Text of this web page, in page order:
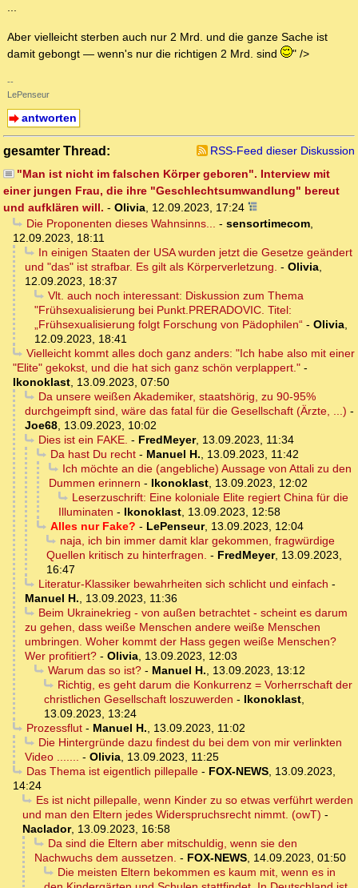
...
Aber vielleicht sterben auch nur 2 Mrd. und die ganze Sache ist
damit gebongt — wenn's nur die richtigen 2 Mrd. sind
" />
--
LePenseur
antworten
gesamter Thread:
RSS-Feed dieser Diskussion
"Man ist nicht im falschen Körper geboren". Interview mit
einer jungen Frau, die ihre "Geschlechtsumwandlung" bereut
und aufklären will. - Olivia, 12.09.2023, 17:24
Die Proponenten dieses Wahnsinns... - sensortimecom,
12.09.2023, 18:11
In einigen Staaten der USA wurden jetzt die Gesetze geändert
und "das" ist strafbar. Es gilt als Körperverletzung. - Olivia,
12.09.2023, 18:37
Vlt. auch noch interessant: Diskussion zum Thema
"Frühsexualisierung bei Punkt.PRERADOVIC. Titel:
„Frühsexualisierung folgt Forschung von Pädophilen“ - Olivia,
12.09.2023, 18:41
Vielleicht kommt alles doch ganz anders: "Ich habe also mit einer
"Elite" gekokst, und die hat sich ganz schön verplappert." -
Ikonoklast, 13.09.2023, 07:50
Da unsere weißen Akademiker, staatshörig, zu 90-95%
durchgeimpft sind, wäre das fatal für die Gesellschaft (Ärzte, ...) -
Joe68, 13.09.2023, 10:02
Dies ist ein FAKE. - FredMeyer, 13.09.2023, 11:34
Da hast Du recht- Manuel H., 13.09.2023, 11:42
Ich möchte an die (angebliche) Aussage von Attali zu den
Dummen erinnern - Ikonoklast, 13.09.2023, 12:02
Leserzuschrift: Eine koloniale Elite regiert China für die
Illuminaten - Ikonoklast, 13.09.2023, 12:58
Alles nur Fake? - LePenseur, 13.09.2023, 12:04
naja, ich bin immer damit klar gekommen, fragwürdige
Quellen kritisch zu hinterfragen. - FredMeyer, 13.09.2023,
16:47
Literatur-Klassiker bewahrheiten sich schlicht und einfach -
Manuel H., 13.09.2023, 11:36
Beim Ukrainekrieg - von außen betrachtet - scheint es darum
zu gehen, dass weiße Menschen andere weiße Menschen
umbringen. Woher kommt der Hass gegen weiße Menschen?
Wer profitiert? - Olivia, 13.09.2023, 12:03
Warum das so ist?- Manuel H., 13.09.2023, 13:12
Richtig, es geht darum die Konkurrenz = Vorherrschaft der
christlichen Gesellschaft loszuwerden - Ikonoklast,
13.09.2023, 13:24
Prozessflut- Manuel H., 13.09.2023, 11:02
Die Hintergründe dazu findest du bei dem von mir verlinkten
Video ....... - Olivia, 13.09.2023, 11:25
Das Thema ist eigentlich pillepalle- FOX-NEWS, 13.09.2023,
14:24
Es ist nicht pillepalle, wenn Kinder zu so etwas verführt werden
und man den Eltern jedes Widerspruchsrecht nimmt. (owT) -
Naclador, 13.09.2023, 16:58
Da sind die Eltern aber mitschuldig, wenn sie den
Nachwuchs dem aussetzen. - FOX-NEWS, 14.09.2023, 01:50
Die meisten Eltern bekommen es kaum mit, wenn es in